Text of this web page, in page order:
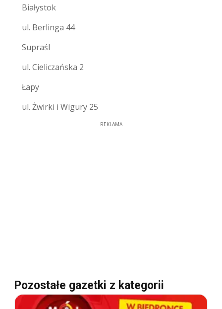
Białystok
ul. Berlinga 44
Supraśl
ul. Cieliczańska 2
Łapy
ul. Żwirki i Wigury 25
REKLAMA
Pozostałe gazetki z kategorii